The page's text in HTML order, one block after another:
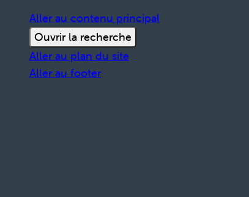
Aller au contenu principal
Ouvrir la recherche
Aller au plan du site
Aller au footer